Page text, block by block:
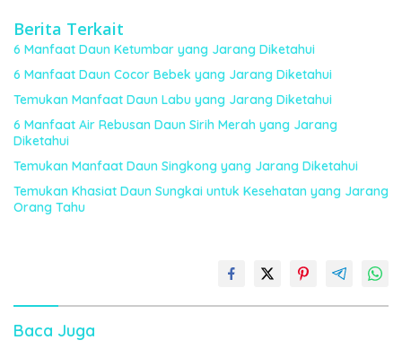
Berita Terkait
6 Manfaat Daun Ketumbar yang Jarang Diketahui
6 Manfaat Daun Cocor Bebek yang Jarang Diketahui
Temukan Manfaat Daun Labu yang Jarang Diketahui
6 Manfaat Air Rebusan Daun Sirih Merah yang Jarang
Diketahui
Temukan Manfaat Daun Singkong yang Jarang Diketahui
Temukan Khasiat Daun Sungkai untuk Kesehatan yang Jarang
Orang Tahu
Baca Juga